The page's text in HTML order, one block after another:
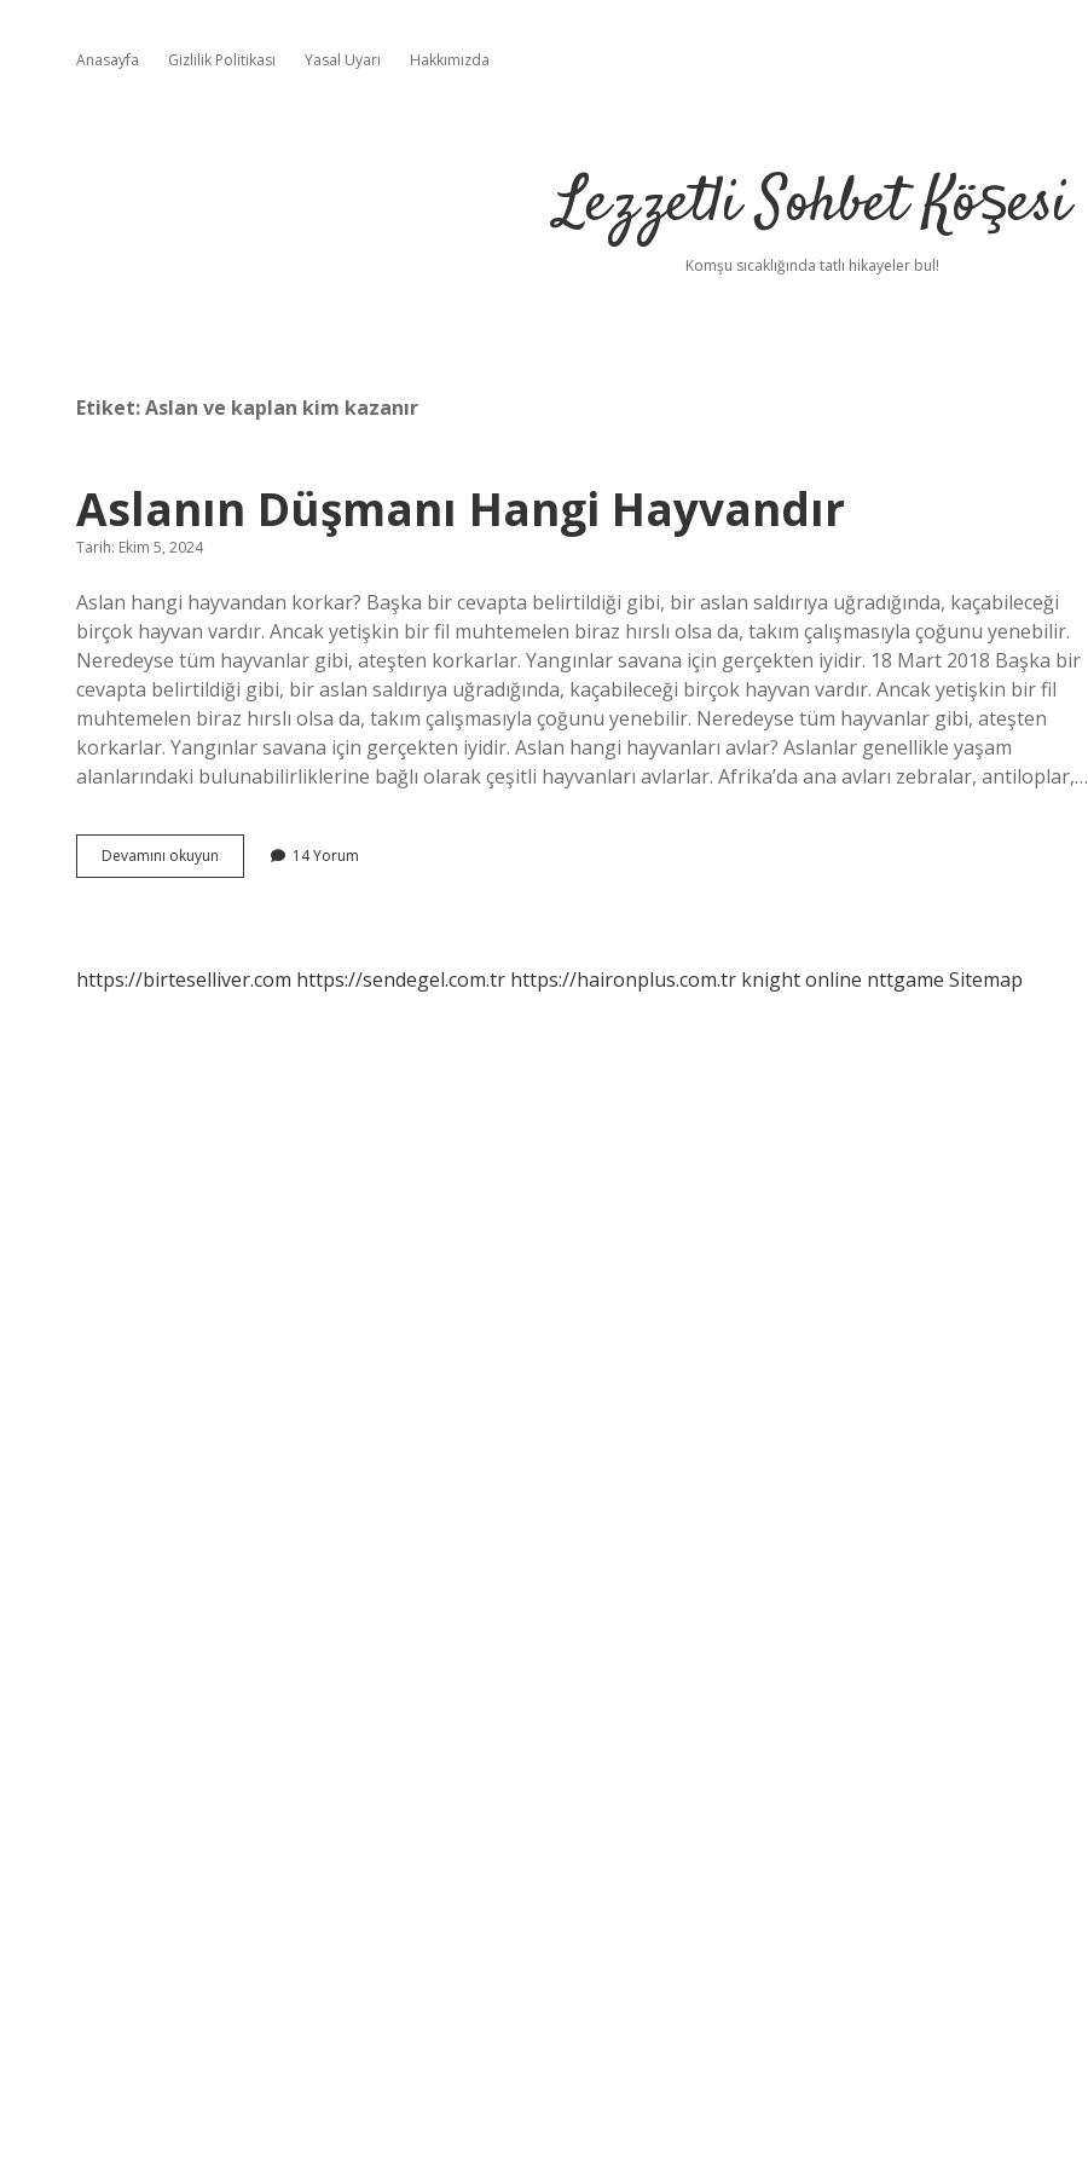
Anasayfa Gizlilik Politikası Yasal Uyarı Hakkımızda
Lezzetli Sohbet Köşesi
Komşu sıcaklığında tatlı hikayeler bul!
Etiket:Aslan ve kaplan kim kazanır
Aslanın Düşmanı Hangi Hayvandır
Tarih: Ekim 5, 2024
Aslan hangi hayvandan korkar? Başka bir cevapta belirtildiği gibi, bir aslan saldırıya uğradığında, kaçabileceği
birçok hayvan vardır. Ancak yetişkin bir fil muhtemelen biraz hırslı olsa da, takım çalışmasıyla çoğunu yenebilir.
Neredeyse tüm hayvanlar gibi, ateşten korkarlar. Yangınlar savana için gerçekten iyidir. 18 Mart 2018 Başka bir
cevapta belirtildiği gibi, bir aslan saldırıya uğradığında, kaçabileceği birçok hayvan vardır. Ancak yetişkin bir fil
muhtemelen biraz hırslı olsa da, takım çalışmasıyla çoğunu yenebilir. Neredeyse tüm hayvanlar gibi, ateşten
korkarlar. Yangınlar savana için gerçekten iyidir. Aslan hangi hayvanları avlar? Aslanlar genellikle yaşam
alanlarındaki bulunabilirliklerine bağlı olarak çeşitli hayvanları avlarlar. Afrika’da ana avları zebralar, antiloplar,…
Devamını okuyun
Düşmanı
14 Yorum
https://birteselliver.com https://sendegel.com.tr https://haironplus.com.tr knight online nttgame Sitemap